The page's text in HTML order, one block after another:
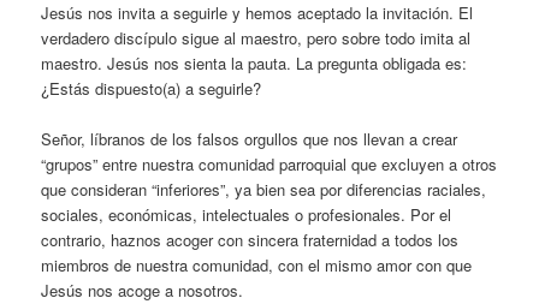
Jesús nos invita a seguirle y hemos aceptado la invitación. El
verdadero discípulo sigue al maestro, pero sobre todo imita al
maestro. Jesús nos sienta la pauta. La pregunta obligada es:
¿Estás dispuesto(a) a seguirle?
Señor, líbranos de los falsos orgullos que nos llevan a crear
“grupos” entre nuestra comunidad parroquial que excluyen a otros
que consideran “inferiores”, ya bien sea por diferencias raciales,
sociales, económicas, intelectuales o profesionales. Por el
contrario, haznos acoger con sincera fraternidad a todos los
miembros de nuestra comunidad, con el mismo amor con que
Jesús nos acoge a nosotros.